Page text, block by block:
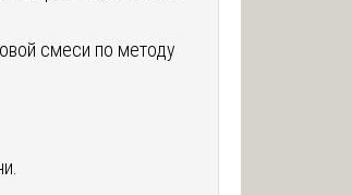
смеси по методу